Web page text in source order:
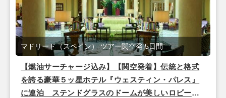
【燃油サーチャージ込み】【関空発着】伝統と格式
を誇る豪華５ッ星ホテル『ウェスティン・パレス』
に連泊 ステンドグラスのドームが美しいロビー
マドリード（スペイン） ツアー関空発 5日間